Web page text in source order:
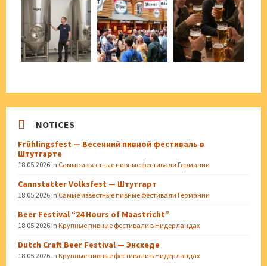
NOTICES
Frühlingsfest — Весенний пивной фестиваль в
Штутгарте
18.05.2026 in Самые известные пивные фестивали Германии
Cannstatter Volksfest — Штутгарт
18.05.2026 in Самые известные пивные фестивали Германии
Beer Festival “24 Hours of Maastricht”
18.05.2026 in Крупные пивные фестивали в Нидерландах
Dutch Craft Beer Festival — Энсхеде
18.05.2026 in Крупные пивные фестивали в Нидерландах